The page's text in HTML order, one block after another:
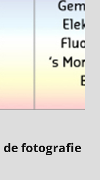
de fotografie